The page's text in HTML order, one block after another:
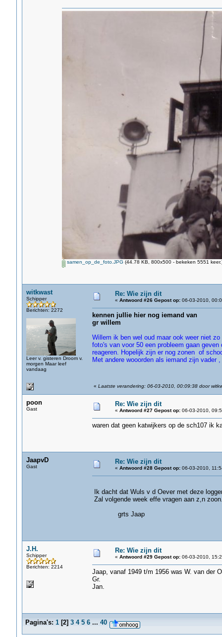
samen_op_de_foto.JPG (44.78 KB, 800x500 - bekeken 5551
witkwast
Schipper
Berichten: 2272
Leer v. gisteren Droom v.
morgen Maar leef
vandaag
Re: Wie zijn dit
« Antwoord #26 Gepost op:06-03-2010,
kennen jullie hier nog iemand van
gr willem
Willem ik ben wel oud maar ook weer niet
foto's van voor 50 een probleem gaan
reageren. Hopelijk zijn er nog zonen of
Met andere wooorden als iemand zijn
« Laatste verandering: 06-03-2010, 00:09:38 door
poon
Gast
Re: Wie zijn dit
« Antwoord #27 Gepost op:06-03-2010,
waren dat geen katwijkers op de sch107 ik
JaapvD
Gast
Re: Wie zijn dit
« Antwoord #28 Gepost op:06-03-2010,
Ik dacht dat Wuls v d Oever met deze
Zal volgende week effe vragen aan z,n
grts Jaap
J.H.
Schipper
Berichten: 2214
Re: Wie zijn dit
« Antwoord #29 Gepost op:06-03-2010,
Jaap, vanaf 1949 t/m 1956 was W. van der
Gr.
Jan.
Pagina's: 1[2] 3 4 5 6 ... 40